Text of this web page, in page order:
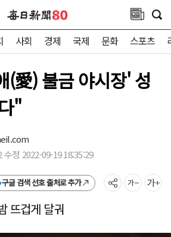
사회 경제 국제 문화 스포츠
(愛) 불금 야시장' 성
"
수정 2022-09-19 18:35:29
구글 검색 선호 출처로 추가
뜨겁게 달궈